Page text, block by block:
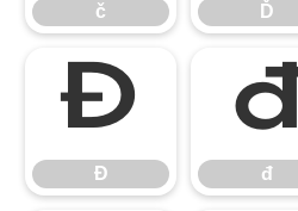
č Ď
Đ
Đ
đ
đ